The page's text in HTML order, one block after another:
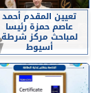
تعيين المقدم أحمد
عاصم حمزة رئيسا
لمباحث مركز شرطة
أسيوط